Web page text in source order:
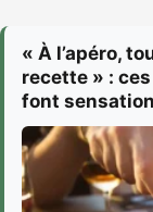
« À l’apéro,
recette » :
font sensation